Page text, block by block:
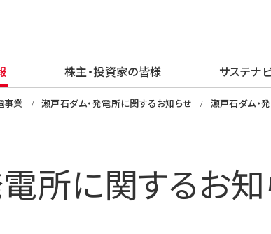
ごあいさつ
J-POWERの歴史
再生可能エネルギー
送変電事業
株主・投資家の皆様
家の皆様
経営方針
株主・株式情報
サステナ
ティ
TOPメッセージ
マテリアリティの特定
環境（E）
新卒採用
障がい者採用
プレスリリース
楽しむ
ピックアップ
イベントを楽しむ
事業 瀬戸石ダム・発電所に関するお知らせ 瀬戸石ダム・
所に関するお